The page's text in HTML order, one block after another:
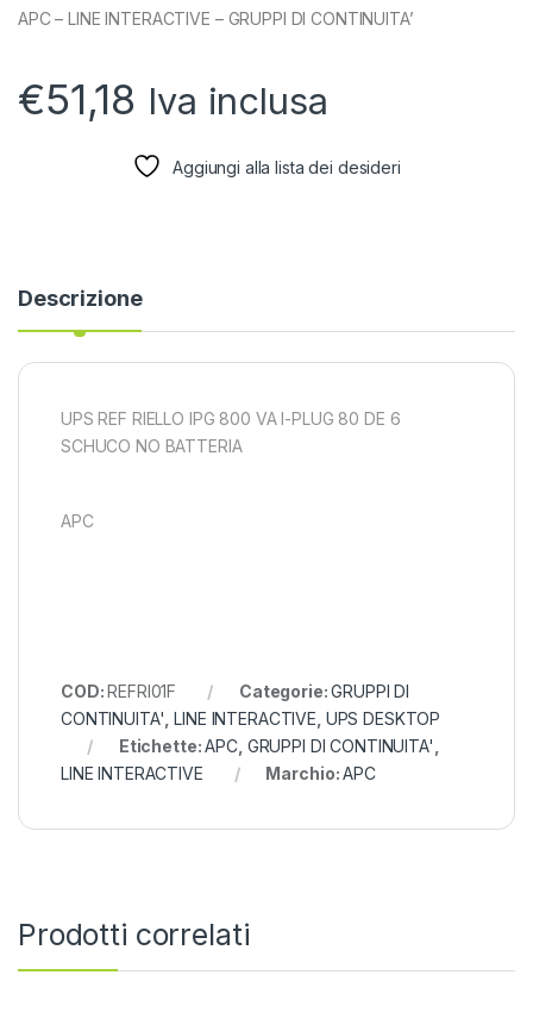
APC – LINE INTERACTIVE – GRUPPI DI CONTINUITA’
€51,18 Iva inclusa
Aggiungi alla lista dei desideri
Descrizione
UPS REF RIELLO IPG 800 VA I-PLUG 80 DE 6
SCHUCO NO BATTERIA
APC
COD:REFRI01F Categorie:GRUPPI DI
CONTINUITA' ,LINE INTERACTIVE UPS DESKTOP
Etichette:APC, GRUPPI DI CONTINUITA'
LINE INTERACTIVE
Marchio:APC
Prodotti correlati